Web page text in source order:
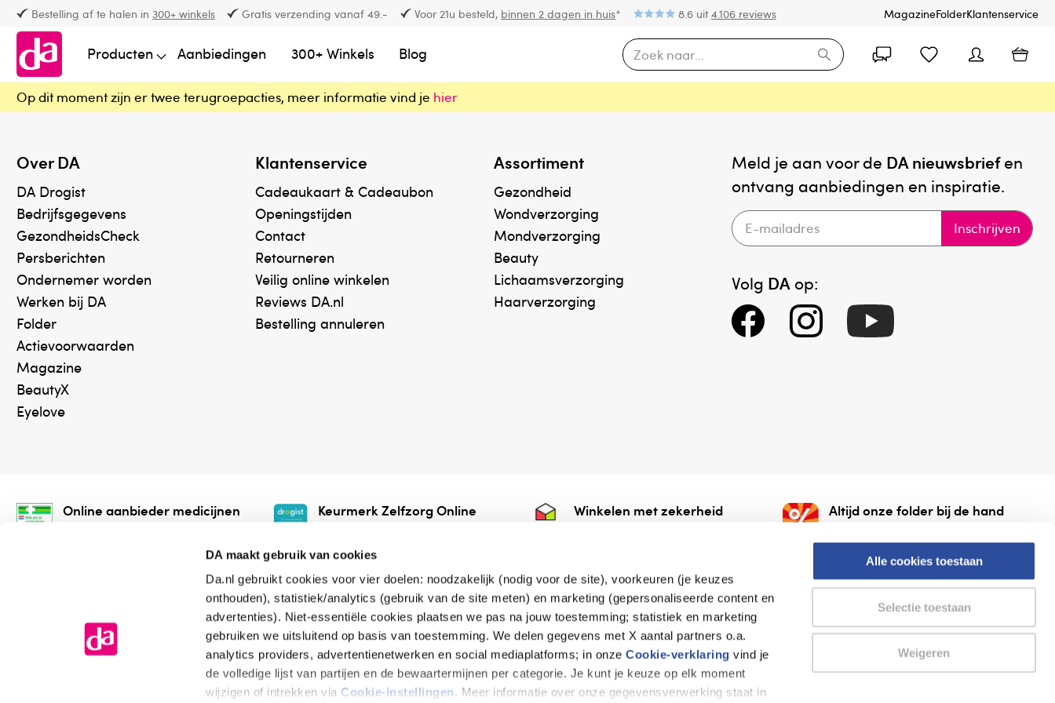
DA maakt gebruik van cookies
Da.nl gebruikt cookies voor vier doelen: noodzakelijk (nodig voor de site), voorkeuren (je keuzes
onthouden), statistiek/analytics (gebruik van de site meten) en marketing (gepersonaliseerde content en
advertenties). Niet-essentiële cookies plaatsen we pas na jouw toestemming; statistiek en marketing
gebruiken we uitsluitend op basis van toestemming. We delen gegevens met X aantal partners o.a.
analytics providers, advertentienetwerken en social mediaplatforms; in onzeCookie-verklaring vind je
de volledige lijst van partijen en de bewaartermijnen per categorie. Je kunt je keuze op elk moment
wijzigen of intrekken via Cookie-instellingen. Meer informatie over onze gegevensverwerking staat in
Alle cookies toestaan
Selectie toestaan
Weigeren
Bestelling af te halen in 300+ winkels Gratis verzending vanaf 49.- Voor 21u besteld, binnen 2 dagen in huis* 8.6 uit4.106 reviews MagazineFolderKlantenservice
Producten Aanbiedingen 300+ Winkels Blog
Op dit moment zijn er twee terugroepacties, meer informatie vind je hier
Over DA
DA Drogist
Bedrijfsgegevens
GezondheidsCheck
Persberichten
Ondernemer worden
Werken bij DA
Folder
Actievoorwaarden
Magazine
BeautyX
Eyelove
Klantenservice
Cadeaukaart & Cadeaubon
Openingstijden
Contact
Retourneren
Veilig online winkelen
Reviews DA.nl
Bestelling annuleren
Assortiment
Gezondheid
Wondverzorging
Mondverzorging
Beauty
Lichaamsverzorging
Haarverzorging
Meld je aan voor de DA nieuwsbriefen
ontvang aanbiedingen en inspiratie.
Inschrijven
Volg DA op:
Online aanbieder medicijnen
onze webshop mag verkopen.
Keurmerk Zelfzorg Online
online.
Winkelen met zekerheid Altijd onze folder bij de hand
AlleFolders.
de vriendelijke specialist
Algemene voorwaarden Cookieverklaring Disclaimer Privacy verklaring Thuiswinkel waarborg